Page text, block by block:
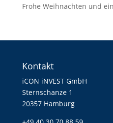
Frohe Weihnachten und
Kontakt
iCON iNVEST GmbH
Sternschanze 1
20357 Hamburg